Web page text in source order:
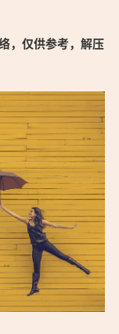
，仅供参考，解压